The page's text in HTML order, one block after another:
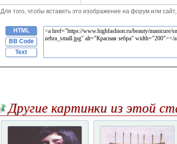
Для того, чтобы вставить это изображение на форум или
HTML
BB Code
Text
Другие картинки из этой